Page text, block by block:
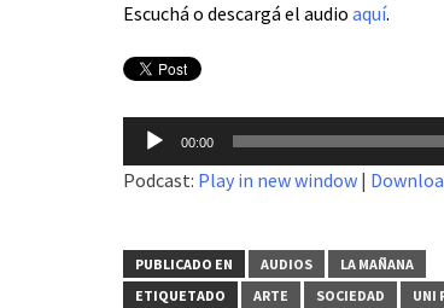
Escuchá o descargá el audio aquí.
Reproductor
de
audio
00:00
Podcast: Play in new window |
PUBLICADO EN AUDIOS
LA MAÑANA
ETIQUETADO
ARTE SOCIEDAD UNI